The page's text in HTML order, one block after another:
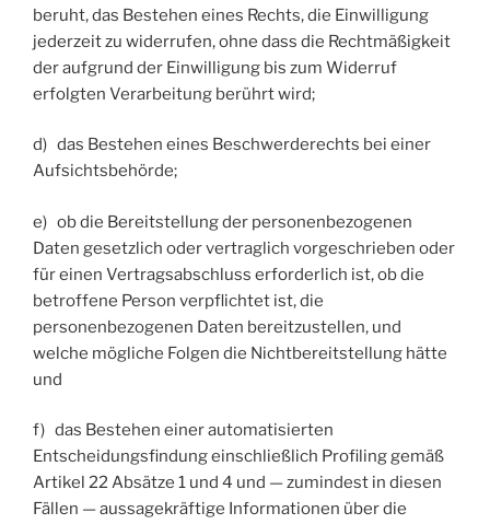
beruht, das Bestehen eines Rechts, die Einwilligung
jederzeit zu widerrufen, ohne dass die Rechtmäßigkeit
der aufgrund der Einwilligung bis zum Widerruf
erfolgten Verarbeitung berührt wird;
d) das Bestehen eines Beschwerderechts bei einer
Aufsichtsbehörde;
e) ob die Bereitstellung der personenbezogenen
Daten gesetzlich oder vertraglich vorgeschrieben oder
für einen Vertragsabschluss erforderlich ist, ob die
betroffene Person verpflichtet ist, die
personenbezogenen Daten bereitzustellen, und
welche mögliche Folgen die Nichtbereitstellung hätte
und
f) das Bestehen einer automatisierten
Entscheidungsfindung einschließlich Profiling gemäß
Artikel 22 Absätze 1 und 4 und — zumindest in diesen
Fällen — aussagekräftige Informationen über die